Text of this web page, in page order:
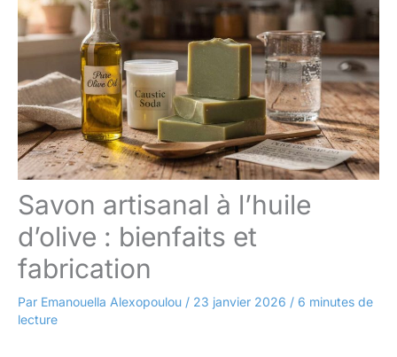
Savon artisanal à l’huile
d’olive : bienfaits et
fabrication
Par Emanouella Alexopoulou / 23 janvier 2026 / 6 minutes de
lecture